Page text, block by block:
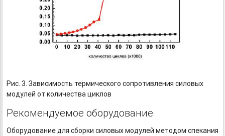
Рис. 3. Зависимость термического сопротивления силовых
модулей от количества циклов
Рекомендуемое оборудование
Оборудование для сборки силовых модулей методом спекания